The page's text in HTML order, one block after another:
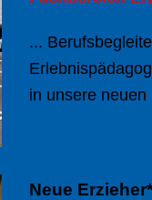
...
in unsere
Neue